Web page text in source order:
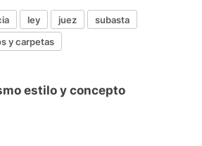
ley juez
subasta
y carpetas
estilo y concepto